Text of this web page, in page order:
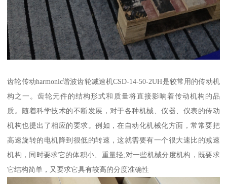
齿轮传动harmonic谐波齿轮减速机CSD-14-50-2UH是较常用的传动机
构之一。齿轮元件的结构形式和质量将直接影响着传动机构的品
质。随着科学技术的不断发展，对于各种机械、仪器、仪表的传动
机构也提出了相应的要求。例如，在自动化机械化方面，常常要把
高速旋转的电机降到很低的转速，这就需要有一个很大速比的减速
机构，同时要求它的体积小、重量轻;对一些机械分度机构，既要求
它结构简单，又要求它具有较高的分度准确性